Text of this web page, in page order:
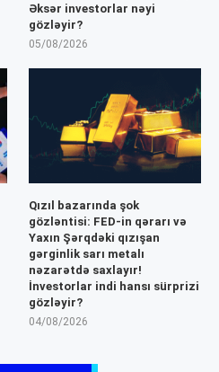
Əksər investorlar nəyi
gözləyir?
05/08/2026
Qızıl bazarında şok
gözləntisi: FED-in qərarı və
Yaxın Şərqdəki qızışan
gərginlik sarı metalı
nəzarətdə saxlayır!
İnvestorlar indi hansı sürprizi
gözləyir?
04/08/2026